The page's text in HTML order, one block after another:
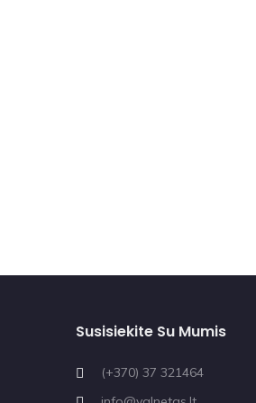
Susisiekite Su Mumis
(+370) 37 321464